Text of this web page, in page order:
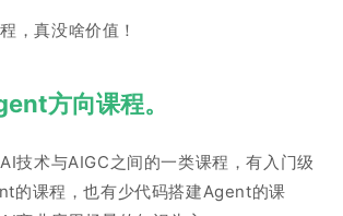
，真没啥价值！
方向课程。
技术与AIGC之间的一类课程，有入门级
的课程，也有少代码搭建Agent的课